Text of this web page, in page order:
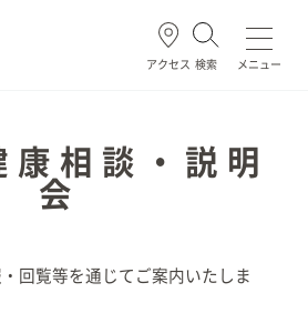
アクセス 検索 メニュー
康相談・説明
会
回覧等を通じてご案内いたしま